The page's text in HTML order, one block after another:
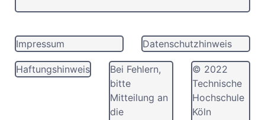
Impressum Datenschutzhinweis
Haftungshinweis
Bei Fehlern,
bitte
Mitteilung an
die
© 2022
Technische
Hochschule
Köln